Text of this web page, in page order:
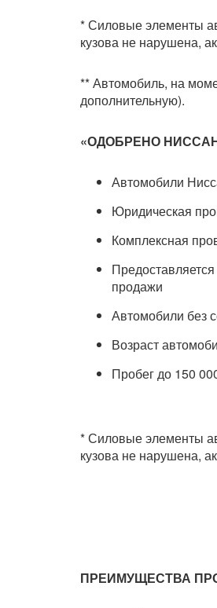
* Силовые элементы
кузова не нарушена,
** Автомобиль, на
дополнительную).
«ОДОБРЕНО
Автомобили
Юридическая
Комплексная
продажи
Автомобили без
Возраст
Пробег до 150
* Силовые элементы
кузова не нарушена,
ПРЕИМУЩЕСТВА